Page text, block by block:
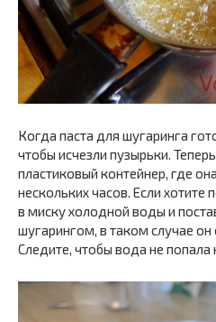
Когда паста для шугаринга
чтобы исчезли пузырьки.
пластиковый контейнер, где
нескольких часов. Если
в миску холодной воды и
шугарингом, в таком случае он
Следите, чтобы вода не попала